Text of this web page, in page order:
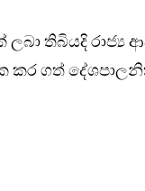
තිබියදි රාජ්‍ය
කර ගත්